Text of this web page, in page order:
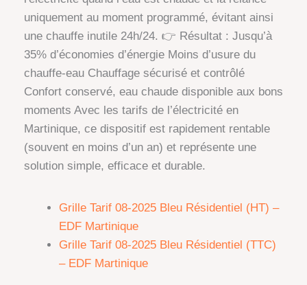
uniquement au moment programmé, évitant ainsi
une chauffe inutile 24h/24. 👉 Résultat : Jusqu’à
35% d’économies d’énergie Moins d’usure du
chauffe-eau Chauffage sécurisé et contrôlé
Confort conservé, eau chaude disponible aux bons
moments Avec les tarifs de l’électricité en
Martinique, ce dispositif est rapidement rentable
(souvent en moins d’un an) et représente une
solution simple, efficace et durable.
Grille Tarif 08-2025 Bleu Résidentiel (HT) –
EDF Martinique
Grille Tarif 08-2025 Bleu Résidentiel (TTC)
– EDF Martinique